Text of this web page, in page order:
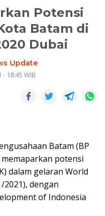
Potensi
Batam di
Dubai
Update
18:45 WIB
Batam (BP
potensi
dalam gelaran World
2021), dengan
of Indonesia